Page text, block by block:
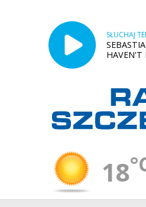
SŁUCHAJ
HAVEN'T
18